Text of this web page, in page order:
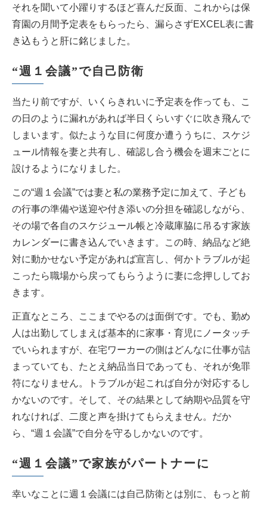
それを聞いて小躍りするほど喜んだ反面、これからは保
育園の月間予定表をもらったら、漏らさずEXCEL表に書
き込もうと肝に銘じました。
“週１会議”で自己防衛
当たり前ですが、いくらきれいに予定表を作っても、こ
の日のように漏れがあれば半日くらいすぐに吹き飛んで
しまいます。似たような目に何度か遭ううちに、スケジ
ュール情報を妻と共有し、確認し合う機会を週末ごとに
設けるようになりました。
この“週１会議”では妻と私の業務予定に加えて、子ども
の行事の準備や送迎や付き添いの分担を確認しながら、
その場で各自のスケジュール帳と冷蔵庫脇に吊るす家族
カレンダーに書き込んでいきます。この時、納品など絶
対に動かせない予定があれば宣言し、何かトラブルが起
こったら職場から戻ってもらうように妻に念押ししてお
きます。
正直なところ、ここまでやるのは面倒です。でも、勤め
人は出勤してしまえば基本的に家事・育児にノータッチ
でいられますが、在宅ワーカーの側はどんなに仕事が詰
まっていても、たとえ納品当日であっても、それが免罪
符になりません。トラブルが起これば自分が対応するし
かないのです。そして、その結果として納期や品質を守
れなければ、二度と声を掛けてもらえません。だか
ら、“週１会議”で自分を守るしかないのです。
“週１会議”で家族がパートナーに
幸いなことに週１会議には自己防衛とは別に、もっと前